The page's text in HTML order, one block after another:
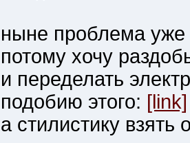
ныне проблема уже
потому хочу
и переделать
подобию этого: [link]
а стилистику взять